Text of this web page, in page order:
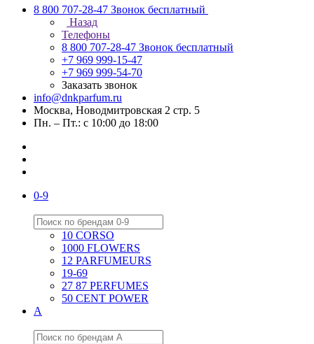
8 800 707-28-47 Звонок бесплатный
Назад
Телефоны
8 800 707-28-47 Звонок бесплатный
+7 969 999-15-47
+7 969 999-54-70
Заказать звонок
info@dnkparfum.ru
Москва, Новодмитровская 2 стр. 5
Пн. – Пт.: с 10:00 до 18:00
0-9
10 CORSO
1000 FLOWERS
12 PARFUMEURS
19-69
27 87 PERFUMES
50 CENT POWER
A